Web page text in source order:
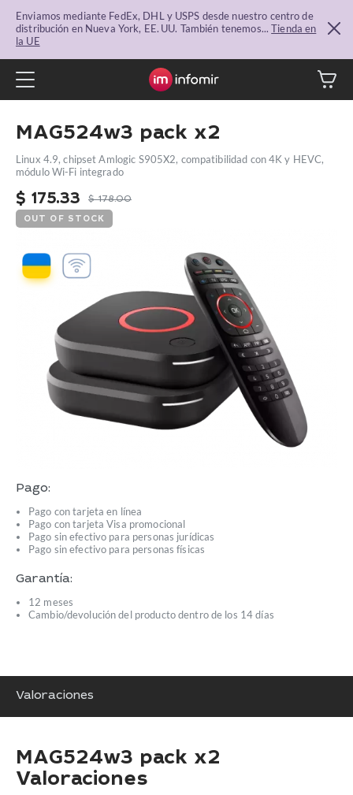
Enviamos mediante FedEx, DHL y USPS desde nuestro centro de
distribución en Nueva York, EE. UU. También tenemos...Tienda en
la UE
MAG524w3 pack x2
Linux 4.9, chipset Amlogic S905X2, compatibilidad con 4K y HEVC,
módulo Wi-Fi integrado
$ 175.33 $178.00
OUT OF STOCK
Pago:
Pago con tarjeta en línea
Pago con tarjeta Visa promocional
Pago sin efectivo para personas jurídicas
Pago sin efectivo para personas físicas
Garantía:
12 meses
Cambio/devolución del producto dentro de los 14 días
Valoraciones
MAG524w3 pack x2
Valoraciones